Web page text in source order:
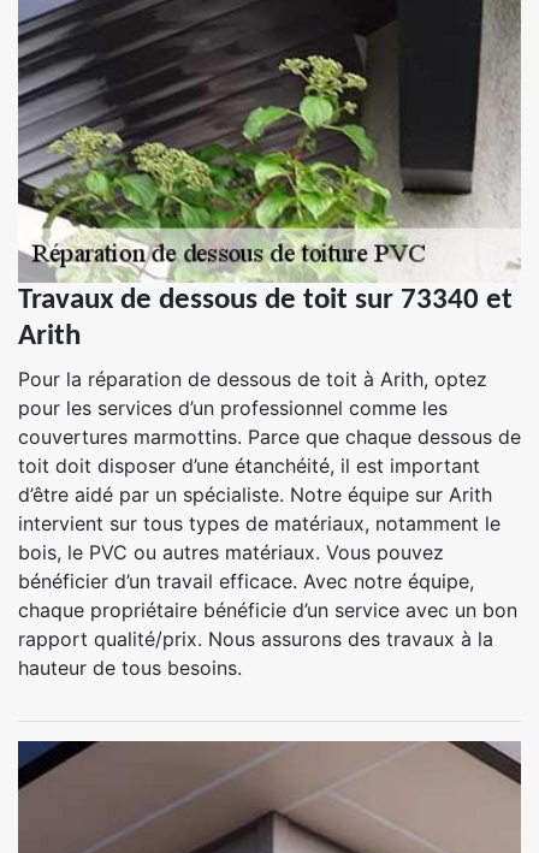
Travaux de dessous de toit sur 73340 et
Arith
Pour la réparation de dessous de toit à Arith, optez
pour les services d’un professionnel comme les
couvertures marmottins. Parce que chaque dessous de
toit doit disposer d’une étanchéité, il est important
d’être aidé par un spécialiste. Notre équipe sur Arith
intervient sur tous types de matériaux, notamment le
bois, le PVC ou autres matériaux. Vous pouvez
bénéficier d’un travail efficace. Avec notre équipe,
chaque propriétaire bénéficie d’un service avec un bon
rapport qualité/prix. Nous assurons des travaux à la
hauteur de tous besoins.